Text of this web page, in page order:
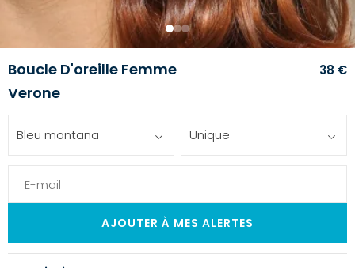
1 23
Boucle D'oreille Femme
Verone
38 €
Bleu montana Unique